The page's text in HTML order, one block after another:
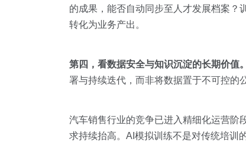
的成果，能否自动同步至人才发展档案？
转化为业务产出。
第四，看数据安全与知识沉淀的长期价值。
署与持续迭代，而非将数据置于不可控的
汽车销售行业的竞争已进入精细化运营
求持续抬高。AI模拟训练不是对传统培训